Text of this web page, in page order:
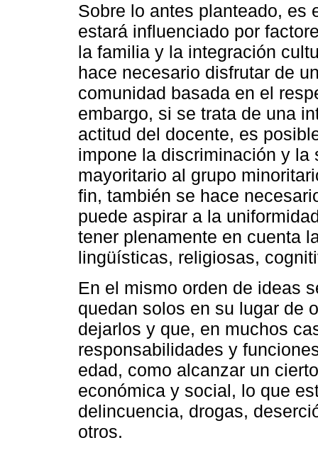
Sobre lo antes planteado, es
estará influenciado por
la familia y la integración
hace necesario disfrutar de
comunidad basada en el
embargo, si se trata de una
actitud del docente, es
impone la discriminación y
mayoritario al grupo
fin, también se hace
puede aspirar a la
tener plenamente en cuenta
lingüísticas, religiosas,
En el mismo orden de ideas
quedan solos en su lugar de
dejarlos y que, en muchos
responsabilidades y
edad, como alcanzar un
económica y social, lo que
delincuencia, drogas,
otros.